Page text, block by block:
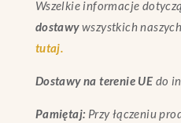
Wszelkie informacje
dostawywszystkich
tutaj.
Dostawy na terenie UE do
Pamiętaj: Przy łączeniu